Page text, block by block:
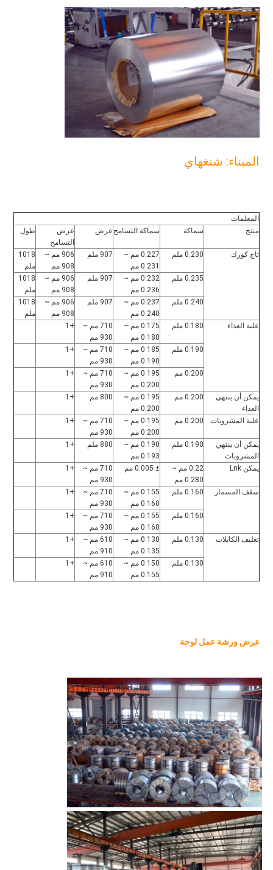
الميناء: شنغهاي
المعلمات
منتج
سماكة سماكة التسامح عرض
التسامح
طول
تاج كورك 0.230 ملم
0.231 مم
907 ملم
908 مم
ملم
0.235 ملم
0.236 مم
907 ملم
908 مم
ملم
0.240 ملم
0.240 مم
907 ملم
908 مم
ملم
علبة الغذاء
0.180 ملم
0.180 مم
930 مم
+1
0.190 ملم
0.190 مم
930 مم
+1
0.200 مم
0.200 مم
930 مم
+1
يمكن أن ينتهي
الغذاء
0.200 مم
0.200 مم
800 مم +1
علبة المشروبات 0.200 مم
0.200 مم
930 مم
+1
يمكن أن ينتهي
المشروبات
0.190 ملم
0.193 مم
880 ملم +1
يمكن Lnk
0.280 مم
± 0.005 مم
930 مم
+1
سقف المسمار 0.160 ملم
0.160 مم
930 مم
+1
0.160 ملم
0.160 مم
930 مم
+1
تغليف الكابلات 0.130 ملم
0.135 مم
910 مم
+1
0.130 ملم
0.155 مم
910 مم
+1
عرض ورشة عمل لوحة